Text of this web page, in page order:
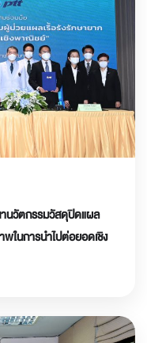
นวัตกรรมวัสดุปิดแผล
ในการนำไปต่อยอดเชิง